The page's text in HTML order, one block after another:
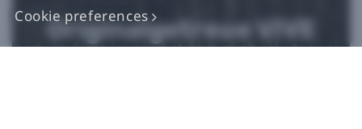
Originalgetreue VIVE
Cookie preferences